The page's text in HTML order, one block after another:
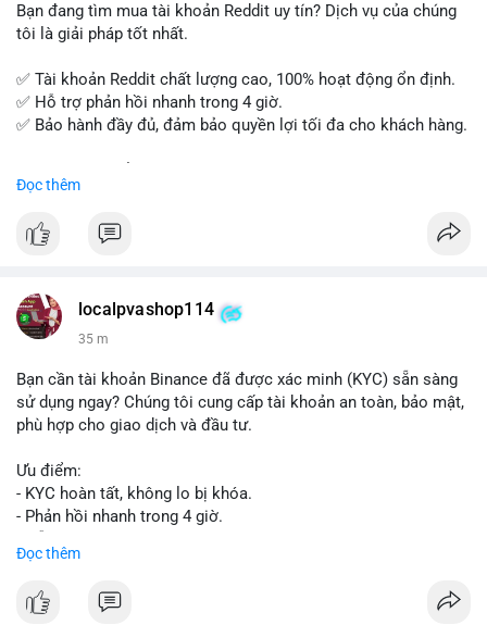
Bạn đang tìm mua tài khoản Reddit uy tín? Dịch vụ của chúng
tôi là giải pháp tốt nhất.
✅ Tài khoản Reddit chất lượng cao, 100% hoạt động ổn định.
✅ Hỗ trợ phản hồi nhanh trong 4 giờ.
✅ Bảo hành đầy đủ, đảm bảo quyền lợi tối đa cho khách hàng.
📞 WhatsApp: +1 660 215-8938
📧 Email: localpvashop@gmail.com
của bạn!
Đọc thêm
localpvashop114
36 m
Bạn cần tài khoản Binance đã được xác minh (KYC) sẵn sàng
sử dụng ngay? Chúng tôi cung cấp tài khoản an toàn, bảo mật,
phù hợp cho giao dịch và đầu tư.
Ưu điểm:
- KYC hoàn tất, không lo bị khóa.
- Phản hồi nhanh trong 4 giờ.
📞 WhatsApp: +1 660 215-8938
Đọc thêm